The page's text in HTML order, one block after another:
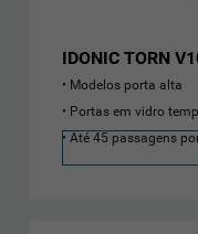
IDONIC TORN
Modelos porta alta
Portas em vidro
Até 45 passagens